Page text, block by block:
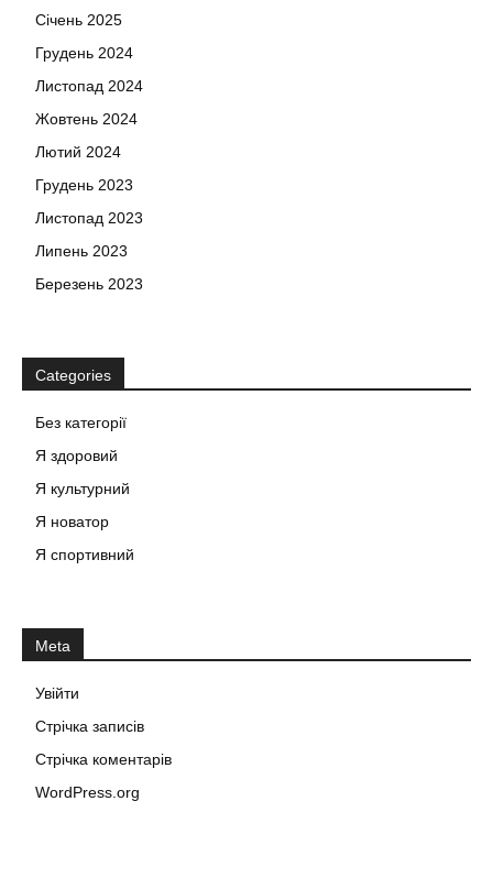
Січень 2025
Грудень 2024
Листопад 2024
Жовтень 2024
Лютий 2024
Грудень 2023
Листопад 2023
Липень 2023
Березень 2023
Categories
Без категорії
Я здоровий
Я культурний
Я новатор
Я спортивний
Meta
Увійти
Стрічка записів
Стрічка коментарів
WordPress.org